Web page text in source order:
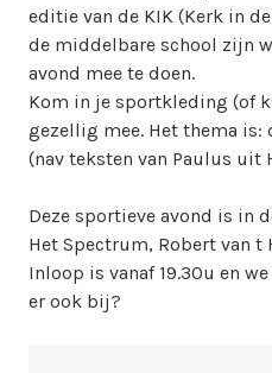
r
editie van de KIK (Kerk in
de middelbare school zijn
avond mee te doen.
Kom in je sportkleding (of
gezellig mee. Het thema is:
(nav teksten van Paulus uit
Deze sportieve avond is in
Het Spectrum, Robert van t
Inloop is vanaf 19.30u en
er ook bij?